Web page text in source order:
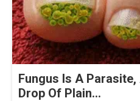
Fungus Is A
Drop Of Plain...